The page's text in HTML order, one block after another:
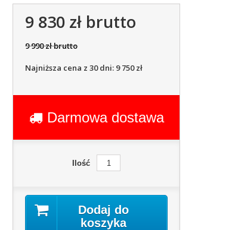
9 830 zł brutto
9 990 zł brutto
Najniższa cena z 30 dni: 9 750 zł
Darmowa dostawa
Ilość
Dodaj do
koszyka